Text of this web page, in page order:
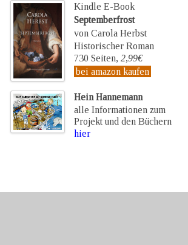
Kindle E-Book
Septemberfrost
von Carola Herbst
Historischer Roman
730 Seiten, 2,99€
bei amazon kaufen
Hein Hannemann
alle Informationen zum
Projekt und den Büchern
hier